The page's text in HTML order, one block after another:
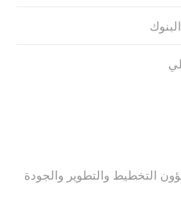
التخطيط والتطوير والجودة